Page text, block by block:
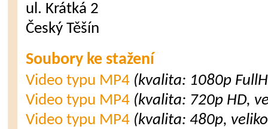
ul. Krátká 2
Český Těšín
Soubory ke stažení
Video typu MP4 (kvalita: 1080p
Video typu MP4 (kvalita: 720p HD,
Video typu MP4 (kvalita: 480p,